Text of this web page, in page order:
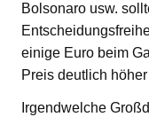
Bolsonaro usw.
einige Euro beim
Preis deutlich
Irgendwelche